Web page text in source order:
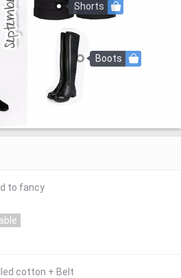
Shorts
Boots
to fancy
cotton + Belt